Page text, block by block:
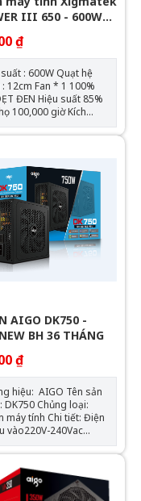
III 650 - 600W
₫
: 600W Quạt hệ
Fan * 1 100%
Hiệu suất 85%
100,000 giờ Kích
x 85 x 140(mm)
+12V 45A (540W)
AIGO DK750 -
BH 36 THÁNG
₫
AIGO Tên sản
Chủng loại:
tính Chi tiết: Điện
vào220V-240Vac
tối đa: 750W Quạt:
Kích
(CxRxD)150mm x
85mm Chiều dài
tối đa: 150mm Khối